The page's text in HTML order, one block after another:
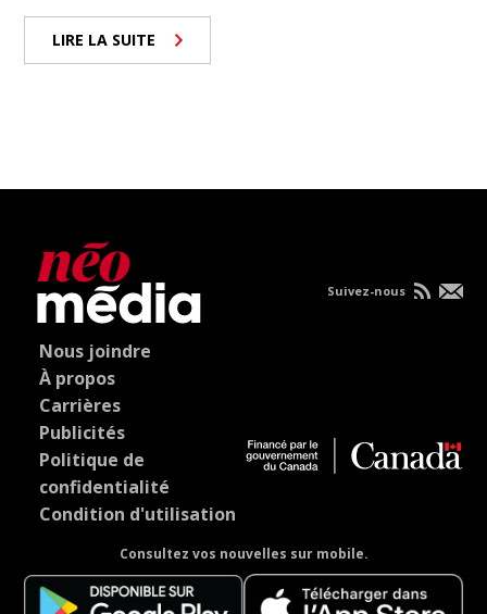
LIRE LA SUITE
Nous joindre
À propos
Carrières
Publicités
Politique de
confidentialité
Condition d'utilisation
Consultez vos nouvelles sur mobile.
Suivez-nous